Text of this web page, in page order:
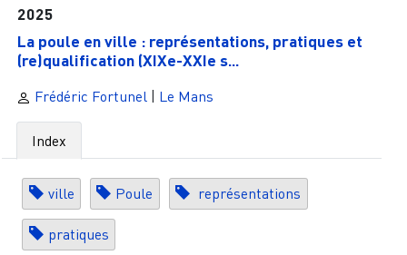
2025
La poule en ville : représentations, pratiques et
(re)qualification (XIXe-XXIe s...
Frédéric Fortunel | Le Mans
Index
ville Poule représentations
pratiques